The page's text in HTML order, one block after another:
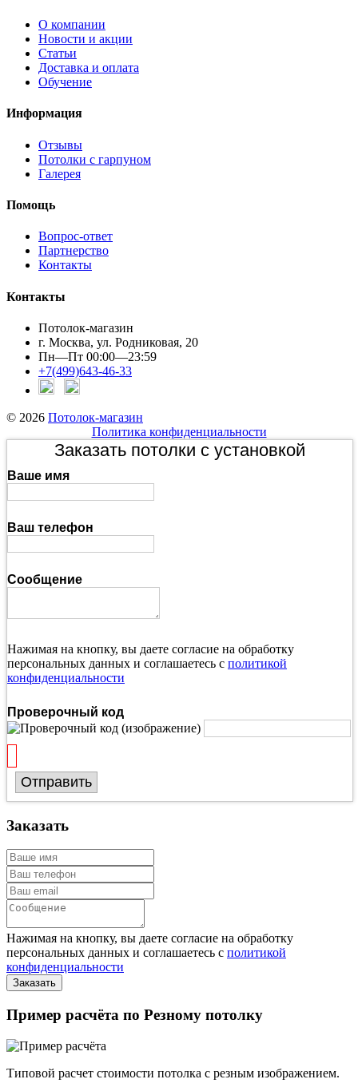
О компании
Новости и акции
Статьи
Доставка и оплата
Обучение
Информация
Отзывы
Потолки с гарпуном
Галерея
Помощь
Вопрос-ответ
Партнерство
Контакты
Контакты
Потолок-магазин
г. Москва, ул. Родниковая, 20
Пн—Пт 00:00—23:59
+7(499)643-46-33
© 2026 Потолок-магазин
Политика конфиденциальности
Заказать потолки с установкой
Ваше имя
Ваш телефон
Сообщение
Нажимая на кнопку, вы даете согласие на обработку
персональных данных и соглашаетесь с политикой
конфиденциальности
Проверочный код
Отправить
Заказать
Нажимая на кнопку, вы даете согласие на обработку
персональных данных и соглашаетесь с политикой
конфиденциальности
Пример расчёта по Резному потолку
Типовой расчет стоимости потолка с резным изображением.